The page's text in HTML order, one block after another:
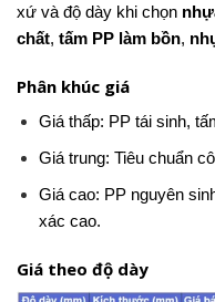
xứ và độ dày khi chọn
chất, tấm PP làm bồn,
Phân khúc giá
Giá thấp: PP tái sinh,
Giá trung: Tiêu chuẩn
Giá cao: PP nguyên
xác cao.
Giá theo độ dày